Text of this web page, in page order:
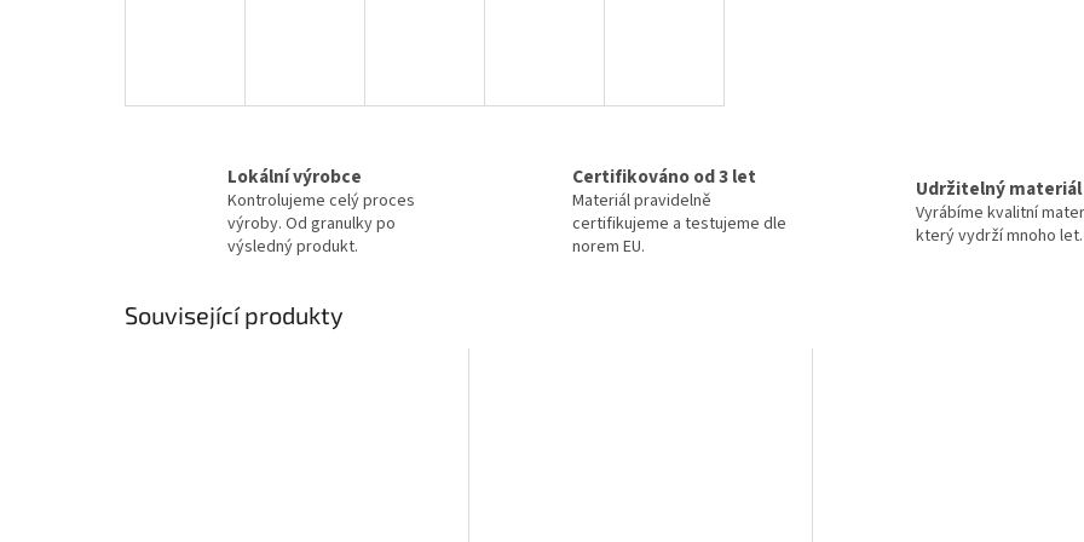
Lokální výrobce
Kontrolujeme celý proces
výroby. Od granulky po
výsledný produkt.
Certifikováno od 3 let
Materiál pravidelně
certifikujeme a testujeme dle
norem EU.
Udržitelný materiál
Vyrábíme kvalitní
který vydrží mnoho let.
Související produkty